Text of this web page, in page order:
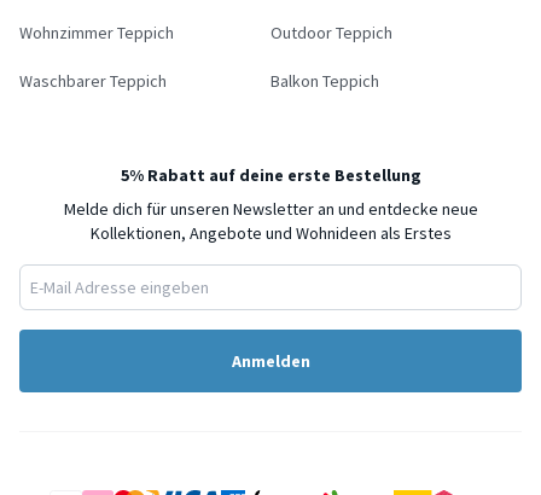
Wohnzimmer Teppich Outdoor Teppich
Waschbarer Teppich Balkon Teppich
5% Rabatt auf deine erste Bestellung
Melde dich für unseren Newsletter an und entdecke neue
Kollektionen, Angebote und Wohnideen als Erstes
Anmelden